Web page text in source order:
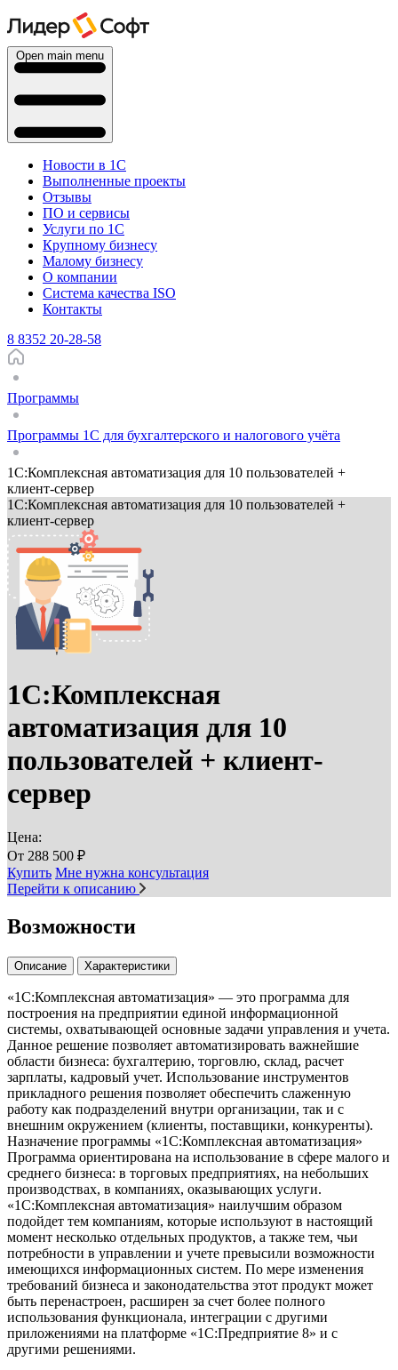
Open main menu
Новости в 1С
Выполненные проекты
Отзывы
ПО и сервисы
Услуги по 1С
Крупному бизнесу
Малому бизнесу
О компании
Система качества ISO
Контакты
8 8352 20-28-58
Программы
Программы 1С для бухгалтерского и налогового учёта
1С:Комплексная автоматизация для 10 пользователей +
клиент-сервер
1С:Комплексная автоматизация для 10 пользователей +
клиент-сервер
1С:Комплексная
автоматизация для 10
пользователей + клиент-
сервер
Цена:
От 288 500 ₽
Купить Мне нужна консультация
Перейти к описанию
Возможности
Описание Характеристики
«1С:Комплексная автоматизация» — это программа для
построения на предприятии единой информационной
системы, охватывающей основные задачи управления и учета.
Данное решение позволяет автоматизировать важнейшие
области бизнеса: бухгалтерию, торговлю, склад, расчет
зарплаты, кадровый учет. Использование инструментов
прикладного решения позволяет обеспечить слаженную
работу как подразделений внутри организации, так и с
внешним окружением (клиенты, поставщики, конкуренты).
Назначение программы «1С:Комплексная автоматизация»
Программа ориентирована на использование в сфере малого и
среднего бизнеса: в торговых предприятиях, на небольших
производствах, в компаниях, оказывающих услуги.
«1С:Комплексная автоматизация» наилучшим образом
подойдет тем компаниям, которые используют в настоящий
момент несколько отдельных продуктов, а также тем, чьи
потребности в управлении и учете превысили возможности
имеющихся информационных систем. По мере изменения
требований бизнеса и законодательства этот продукт может
быть перенастроен, расширен за счет более полного
использования функционала, интеграции с другими
приложениями на платформе «1С:Предприятие 8» и с
другими решениями.